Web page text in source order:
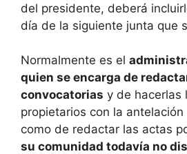
del presidente, deberá
día de la siguiente junta que
Normalmente es el
quien se encarga de
convocatorias y de hacerlas
propietarios con la
como de redactar las actas
su comunidad todavía no